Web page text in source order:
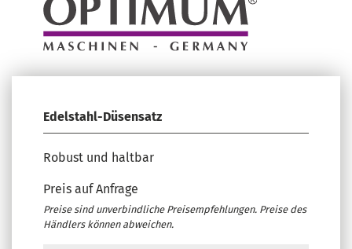
Edelstahl-Düsensatz
Robust und haltbar
Preis auf Anfrage
Preise sind unverbindliche Preisempfehlungen. Preise des
Händlers können abweichen.